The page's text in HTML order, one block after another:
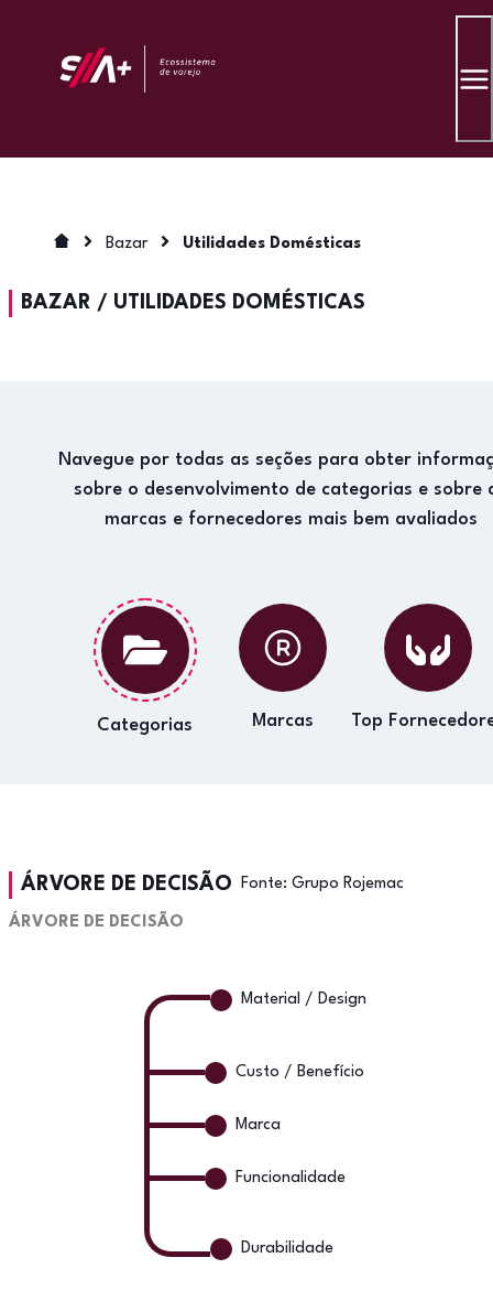
Bazar Utilidades Domésticas
BAZAR / UTILIDADES DOMÉSTICAS
Navegue por todas as seções para obter
sobre o desenvolvimento de categorias e sobre
marcas e fornecedores mais bem avaliados
Categorias Marcas Top
ÁRVORE DE DECISÃO Fonte: Grupo Rojemac
ÁRVORE DE DECISÃO
Material / Design
Custo / Benefício
Marca
Funcionalidade
Durabilidade